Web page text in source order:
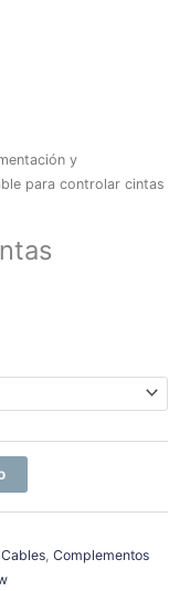
y
para controlar cintas
Cables, Complementos